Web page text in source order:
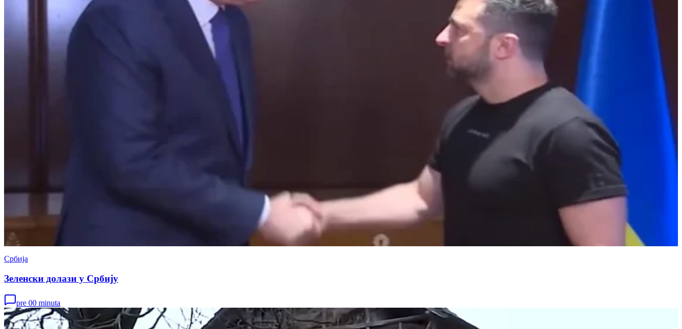
Србија
Зеленски долази у Србију
pre 00 minuta